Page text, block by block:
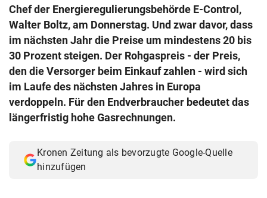
eingeben
© Krone Multimedia GmbH & Co KG 2026
Muthgasse 2, 1190 Wien
Chef der Energieregulierungsbehörde E-Control,
Walter Boltz, am Donnerstag. Und zwar davor, dass
im nächsten Jahr die Preise um mindestens 20 bis
30 Prozent steigen. Der Rohgaspreis - der Preis,
den die Versorger beim Einkauf zahlen - wird sich
im Laufe des nächsten Jahres in Europa
verdoppeln. Für den Endverbraucher bedeutet das
längerfristig hohe Gasrechnungen.
Kronen Zeitung als bevorzugte Google-Quelle
hinzufügen